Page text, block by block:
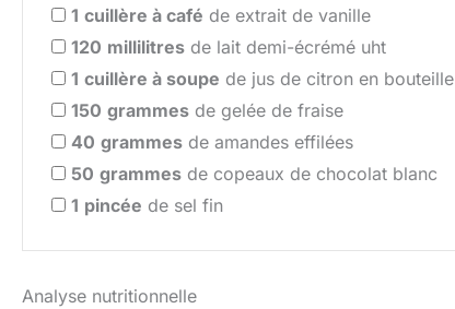
1 cuillère à café de extrait de vanille
120 millilitres de lait demi-écrémé uht
1 cuillère à soupe de jus de citron en bouteille
150 grammes de gelée de fraise
40 grammes de amandes effilées
50 grammes de copeaux de chocolat blanc
1 pincée de sel fin
Analyse nutritionnelle